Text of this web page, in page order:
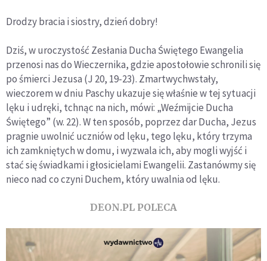
Drodzy bracia i siostry, dzień dobry!
Dziś, w uroczystość Zesłania Ducha Świętego Ewangelia
przenosi nas do Wieczernika, gdzie apostołowie schronili się
po śmierci Jezusa (J 20, 19-23). Zmartwychwstały,
wieczorem w dniu Paschy ukazuje się właśnie w tej sytuacji
lęku i udręki, tchnąc na nich, mówi: „Weźmijcie Ducha
Świętego” (w. 22). W ten sposób, poprzez dar Ducha, Jezus
pragnie uwolnić uczniów od lęku, tego lęku, który trzyma
ich zamkniętych w domu, i wyzwala ich, aby mogli wyjść i
stać się świadkami i głosicielami Ewangelii. Zastanówmy się
nieco nad co czyni Duchem, który uwalnia od lęku.
DEON.PL POLECA